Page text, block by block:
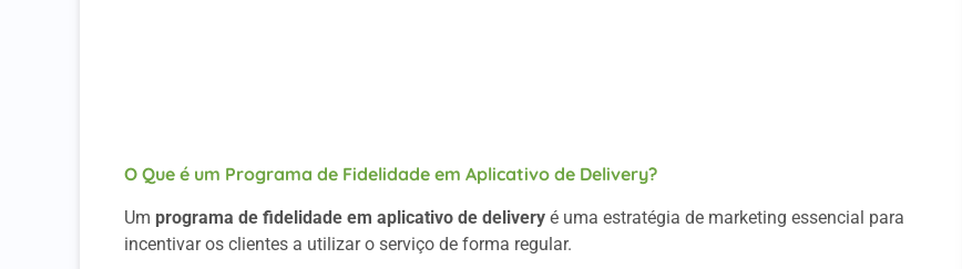
O Que é um Programa de Fidelidade em Aplicativo de Delivery?
Um programa de fidelidade em aplicativo de delivery é uma estratégia de marketing essencial para
incentivar os clientes a utilizar o serviço de forma regular.